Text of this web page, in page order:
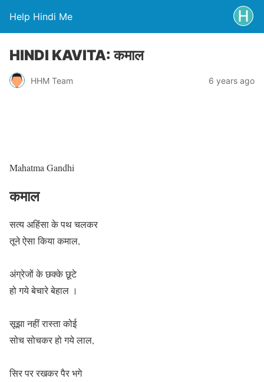
Help Hindi Me
HINDI KAVITA: कमाल
HHM Team 6 years ago
Mahatma Gandhi
कमाल
सत्य अहिंसा के पथ चलकर
तूने ऐसा किया कमाल,
अंग्रेजों के छक्के छूटे
हो गये बेचारे बेहाल ।
सूझा नहीं रास्ता कोई
सोच सोचकर हो गये लाल,
सिर पर रखकर पैर भगे